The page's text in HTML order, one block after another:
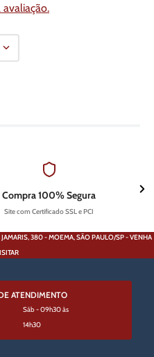
avaliação.
Compra 100% Segura
Site com Certificado SSL e PCI
380 - MOEMA, SÃO PAULO/SP - VENHA
ATENDIMENTO
Sáb - 09h30 às
14h30